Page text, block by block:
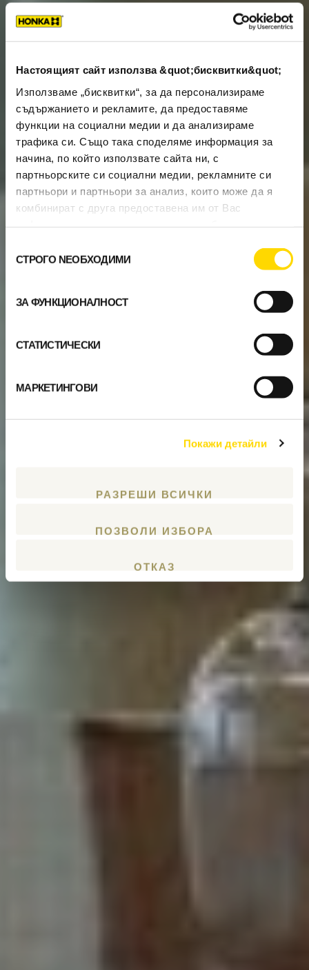
Настоящият сайт използва &quot;бисквитки&quot;
Използваме „бисквитки“, за да персонализираме
съдържанието и рекламите, да предоставяме
функции на социални медии и да анализираме
трафика си. Също така споделяме информация за
начина, по който използвате сайта ни, с
партньорските си социални медии, рекламните си
партньори и партньори за анализ, които може да я
комбинират с друга предоставена им от Вас
наСТРОГО NЕОБХОДИМИ
ЗА ФУНКЦИОНАЛНОСТ
СТАТИСТИЧЕСКИ
МАРКЕТИНГОВИ
Покажи детайли
РАЗРЕШИ ВСИЧКИ
ПОЗВОЛИ ИЗБОРА
ОТКАЗ